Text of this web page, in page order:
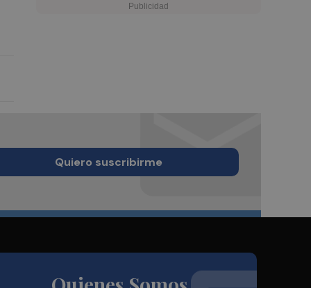
Quiero suscribirme